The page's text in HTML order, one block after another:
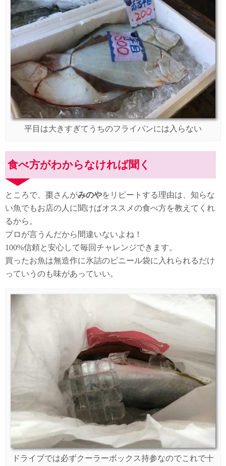
平目は大きすぎてうちのフライパンには入らない
食べ方がわからなければ聞く
ところで、棗さんがみのやをリピートする理由は、知らな
い魚でもお店の人に聞けばオススメの食べ方を教えてくれ
るから。
プロが言うんだから間違いないよね！
100%信頼と安心して毎回チャレンジできます。
買ったお魚は無造作に氷詰のビニール袋に入れられるだけ
っていうのも味があっていい。
ドライブでは必ずクーラーボックス持参なのでこれで十